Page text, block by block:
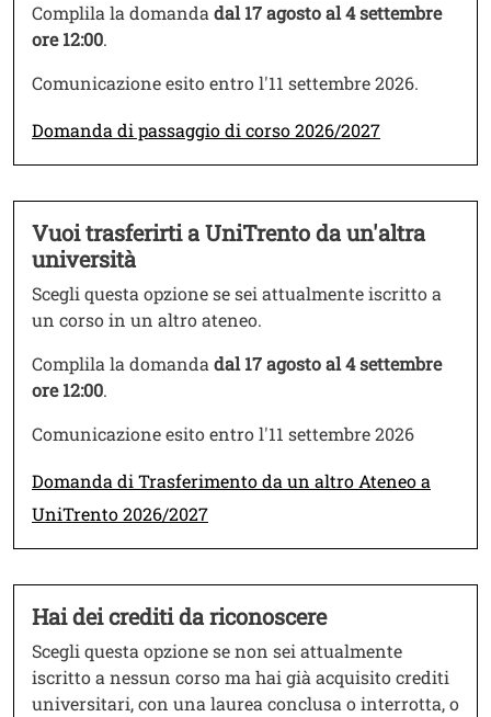
Complila la domandadal 17 agosto al 4 settembre
ore 12:00.
Comunicazione esito entro l'11 settembre 2026.
Link
Domanda di passaggio di corso 2026/2027
Testo
Vuoi trasferirti a UniTrento da un'altra
università
Scegli questa opzione se sei attualmente iscritto a
un corso in un altro ateneo.
Complila la domandadal 17 agosto al 4 settembre
ore 12:00.
Comunicazione esito entro l'11 settembre 2026
Link
Domanda di Trasferimento da un altro Ateneo a
UniTrento 2026/2027
Testo
Hai dei crediti da riconoscere
Scegli questa opzione se non sei attualmente
iscritto a nessun corso ma hai già acquisito crediti
universitari, con una laurea conclusa o interrotta, o